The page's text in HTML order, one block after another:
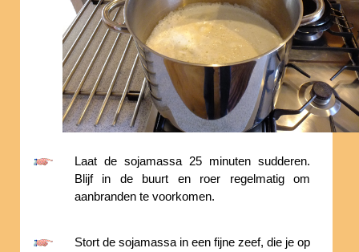
Laat de sojamassa 25 minuten sudderen.
Blijf in de buurt en roer regelmatig om
aanbranden te voorkomen.
Stort de sojamassa in een fijne zeef, die je op